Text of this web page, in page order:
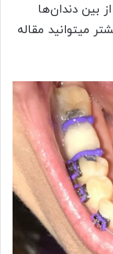
بین دندان‌ها
میتوانید مقاله